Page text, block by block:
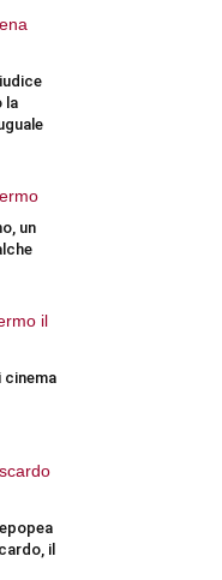
la
un
il